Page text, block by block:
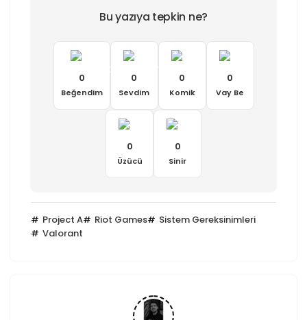
Bu yazıya tepkin ne?
0
Beğendim
0
Sevdim
0
Komik
0
Vay Be
0
Üzücü
0
Sinir
Project A Riot Games
Sistem Gereksinimleri
Valorant